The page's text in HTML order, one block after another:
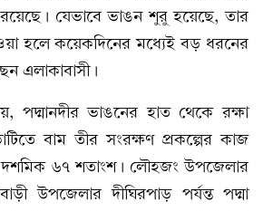
রয়েছে। যেভাবে ভাঙন শুরু হয়েছে, তার
হলে কয়েকদিনের মধ্যেই বড় ধরনের
এলাকাবাসী।
পদ্মানদীর ভাঙনের হাত থেকে রক্ষা
বাম তীর সংরক্ষণ প্রকল্পের কাজ
দশমিক ৬৭ শতাংশ। লৌহজং উপজেলার
উপজেলার দীঘিরপাড় পর্যন্ত পদ্মা